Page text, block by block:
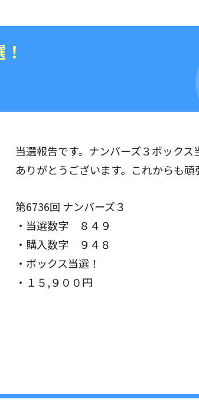
当選報告です。ナンバーズ３ボックス
ありがとうございます。これからも頑
第6736回 ナンバーズ３
・当選数字 ８４９
・購入数字 ９４８
・ボックス当選！
・１５,９００円